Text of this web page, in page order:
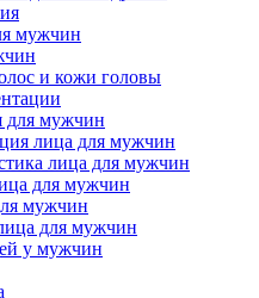
мужчин
и кожи головы
для мужчин
лица для мужчин
лица для мужчин
для мужчин
мужчин
для мужчин
у мужчин